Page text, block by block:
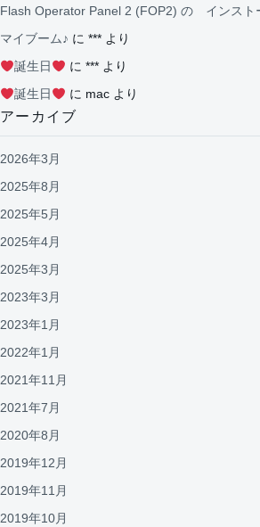
Flash Operator Panel 2 (FOP2) の インスト
マイブーム♪ に *** より
誕生日
に ***より
誕生日
に macより
アーカイブ
2026年3月
2025年8月
2025年5月
2025年4月
2025年3月
2023年3月
2023年1月
2022年1月
2021年11月
2021年7月
2020年8月
2019年12月
2019年11月
2019年10月